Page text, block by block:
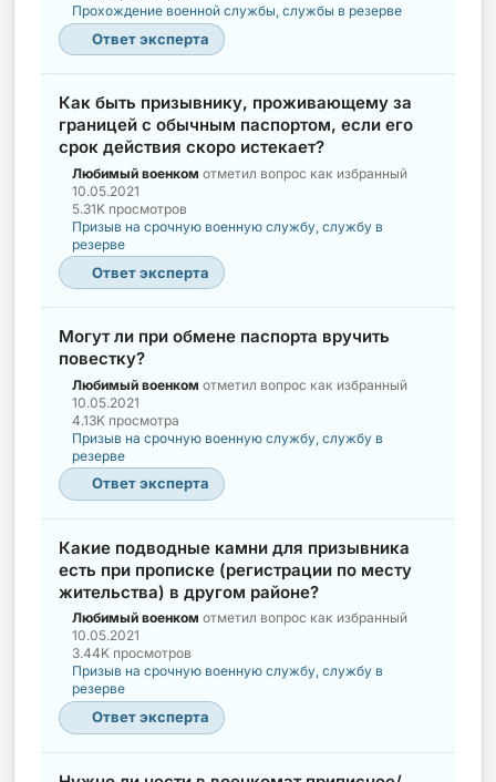
Прохождение военной службы, службы в резерве
Ответ эксперта
Как быть призывнику, проживающему за
границей с обычным паспортом, если его
срок действия скоро истекает?
Любимый военком отметил вопрос как избранный
10.05.2021
5.31K просмотров
Призыв на срочную военную службу, службу в
резерве
Ответ эксперта
Могут ли при обмене паспорта вручить
повестку?
Любимый военком отметил вопрос как избранный
10.05.2021
4.13K просмотра
Призыв на срочную военную службу, службу в
резерве
Ответ эксперта
Какие подводные камни для призывника
есть при прописке (регистрации по месту
жительства) в другом районе?
Любимый военком отметил вопрос как избранный
10.05.2021
3.44K просмотров
Призыв на срочную военную службу, службу в
резерве
Ответ эксперта